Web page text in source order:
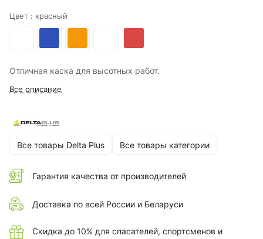
Цвет : красный
Отличная каска для высотных работ.
Все описание
Все товары Delta Plus Все товары категории
Гарантия качества от производителей
Доставка по всей России и Беларуси
Скидка до 10% для спасателей, спортсменов и